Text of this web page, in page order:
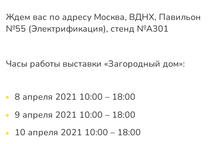
Калькулятор ЖБ свай
Ждем вас по адресу Москва, ВДНХ, Павильон
№55 (Электрификация), стенд №А301
Часы работы выставки «Загородный дом»:
8 апреля 2021 10:00 – 18:00
9 апреля 2021 10:00 – 18:00
10 апреля 2021 10:00 – 18:00